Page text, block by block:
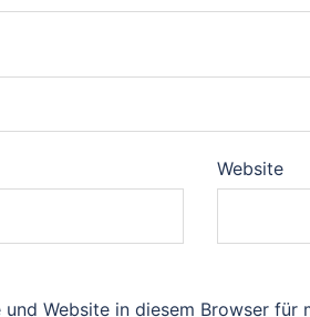
Website
Website in diesem Browser für